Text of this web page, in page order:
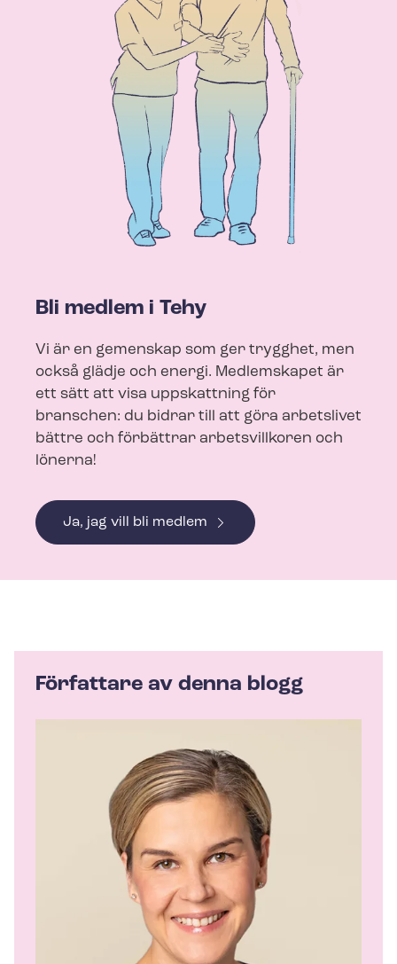
Bli medlem i Tehy
Vi är en gemenskap som ger trygghet, men
också glädje och energi. Medlemskapet är
ett sätt att visa uppskattning för
branschen: du bidrar till att göra arbetslivet
bättre och förbättrar arbetsvillkoren och
lönerna!
Ja, jag vill bli medlem
Författare av denna blogg